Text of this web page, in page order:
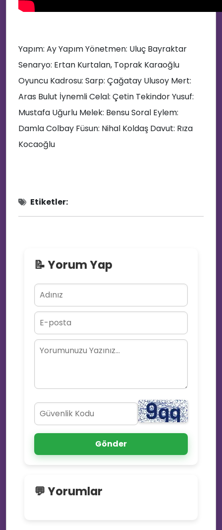
📩
🌟
🎊
💚
🔥
💡
Yapım: Ay Yapım Yönetmen: Uluç Bayraktar
Senaryo: Ertan Kurtalan, Toprak Karaoğlu
Oyuncu Kadrosu: Sarp: Çağatay Ulusoy Mert:
Aras Bulut İynemli Celal: Çetin Tekindor Yusuf:
Mustafa Uğurlu Melek: Bensu Soral Eylem:
Damla Colbay Füsun: Nihal Koldaş Davut: Rıza
Kocaoğlu
Etiketler:
📝 Yorum Yap
Gönder
💬 Yorumlar